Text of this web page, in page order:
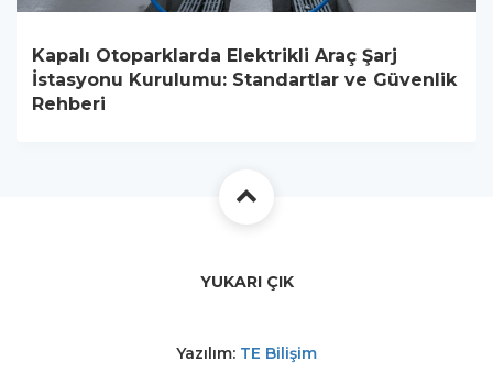
Kapalı Otoparklarda Elektrikli Araç Şarj
İstasyonu Kurulumu: Standartlar ve Güvenlik
Rehberi
YUKARI ÇIK
Yazılım: TE Bilişim